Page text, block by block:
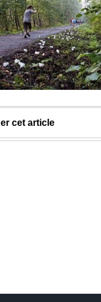
cet article